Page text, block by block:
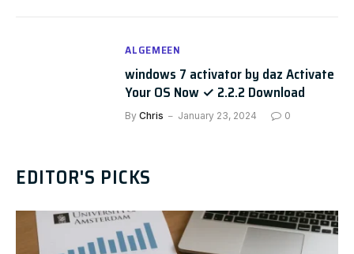
ALGEMEEN
windows 7 activator by daz Activate
Your OS Now ✓ 2.2.2 Download
By Chris January 23, 2024 0
EDITOR'S PICKS